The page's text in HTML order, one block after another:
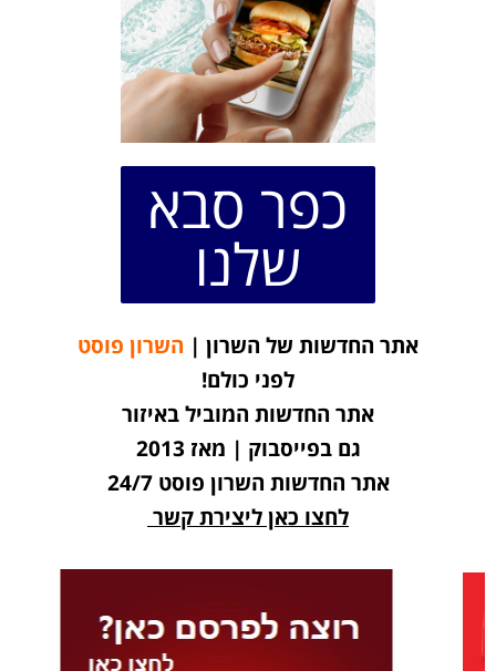
כפר סבא
שלנו
אתר החדשות של השרון | השרון פוסט
לפני כולם!
אתר החדשות המוביל באיזור
גם בפייסבוק | מאז 2013
אתר החדשות השרון פוסט 24/7
לחצו כאן ליצירת קשר